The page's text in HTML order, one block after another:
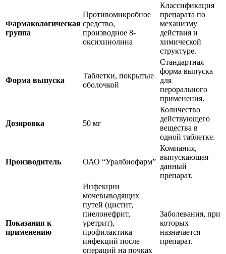
Фармакологическая
группа
Противомикробное
средство,
производное 8-
оксихинолина
Классификация
препарата по
механизму
действия и
химической
структуре.
Форма выпуска
Таблетки, покрытые
оболочкой
Стандартная
форма выпуска
для
перорального
применения.
Дозировка 50 мг
Количество
действующего
вещества в
одной таблетке.
Производитель ОАО “Уралбиофарм”
Компания,
выпускающая
данный
препарат.
Показания к
применению
Инфекции
мочевыводящих
путей (цистит,
пиелонефрит,
уретрит),
профилактика
инфекций после
операций на почках
Заболевания, при
которых
назначается
препарат.